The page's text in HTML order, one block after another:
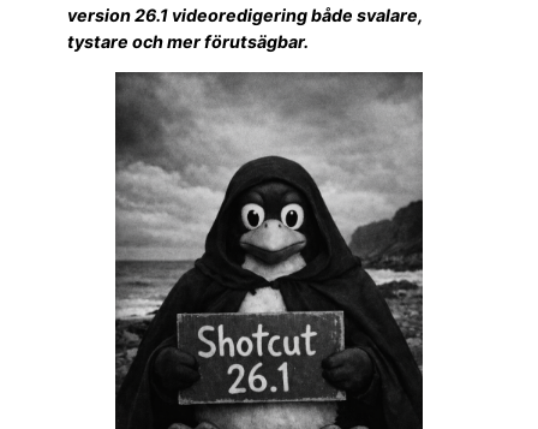
version 26.1 videoredigering både svalare,
tystare och mer förutsägbar.